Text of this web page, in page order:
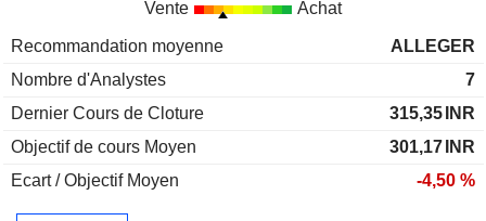
Vente Achat
Recommandation moyenne
ALLEGER
Nombre d'Analystes
7
Dernier Cours de Cloture
315,35 INR
Objectif de cours Moyen
301,17 INR
Ecart / Objectif Moyen
-4,50 %